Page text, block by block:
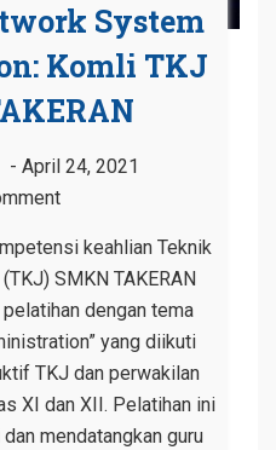
System
Komli TKJ
April 24, 2021
keahlian Teknik
SMKN TAKERAN
dengan tema
yang diikuti
TKJ dan perwakilan
XI dan XII. Pelatihan ini
mendatangkan guru